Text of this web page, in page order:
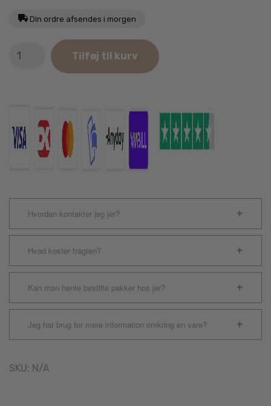
Din ordre afsendes i morgen
Adult
Tilføj til kurv
Hvordan kontakter jeg jer?
Hvad koster fragten?
Kan man hente bestilte pakker hos jer?
Jeg har brug for mere information omkring en vare?
SKU: N/A